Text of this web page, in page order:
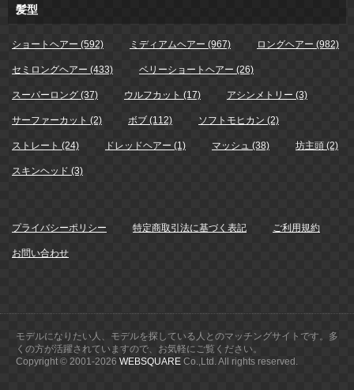
髪型
ショートヘアー (592) ミディアムヘアー (967) ロングヘアー (982)
セミロングヘアー (433) ベリーショートヘアー (26)
スーパーロング (37) ウルフカット (17) アシンメトリー (3)
サーファーカット (2) ボブ (112) ソフトモヒカン (2)
ストレート (24) ドレッドヘアー (1) マッシュ (38) 坊主頭 (2)
スキンヘッド (3)
プライバシーポリシー 特定商取引法に基づく表記 ご利用規約
お問い合わせ
モデルになりたい人、モデルを探している人とのマッチングサイトです。多
くの方が活躍されていますので、お気軽にご覧ください。
Copyright © 2001-2026 WEBSQUARE Co.,Ltd. All rights reserved.